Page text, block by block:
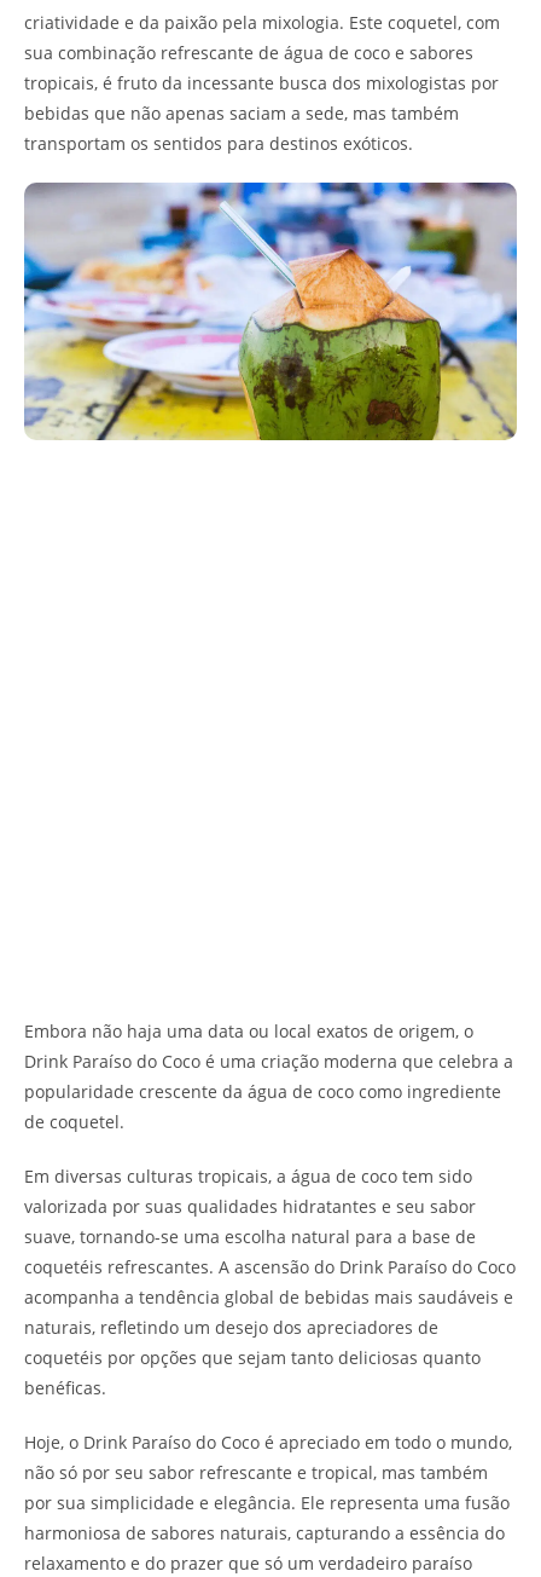
criatividade e da paixão pela mixologia. Este coquetel, com
sua combinação refrescante de água de coco e sabores
tropicais, é fruto da incessante busca dos mixologistas por
bebidas que não apenas saciam a sede, mas também
transportam os sentidos para destinos exóticos.
Embora não haja uma data ou local exatos de origem, o
Drink Paraíso do Coco é uma criação moderna que celebra a
popularidade crescente da água de coco como ingrediente
de coquetel.
Em diversas culturas tropicais, a água de coco tem sido
valorizada por suas qualidades hidratantes e seu sabor
suave, tornando-se uma escolha natural para a base de
coquetéis refrescantes. A ascensão do Drink Paraíso do Coco
acompanha a tendência global de bebidas mais saudáveis e
naturais, refletindo um desejo dos apreciadores de
coquetéis por opções que sejam tanto deliciosas quanto
benéficas.
Hoje, o Drink Paraíso do Coco é apreciado em todo o mundo,
não só por seu sabor refrescante e tropical, mas também
por sua simplicidade e elegância. Ele representa uma fusão
harmoniosa de sabores naturais, capturando a essência do
relaxamento e do prazer que só um verdadeiro paraíso